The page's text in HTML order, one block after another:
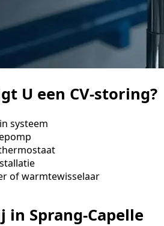
U een CV-storing?
systeem
of warmtewisselaar
in Sprang-Capelle